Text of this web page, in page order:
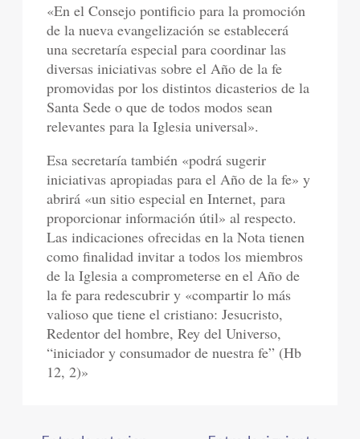
«En el Consejo pontificio para la promoción
de la nueva evangelización se establecerá
una secretaría especial para coordinar las
diversas iniciativas sobre el Año de la fe
promovidas por los distintos dicasterios de la
Santa Sede o que de todos modos sean
relevantes para la Iglesia universal».
Esa secretaría también «podrá sugerir
iniciativas apropiadas para el Año de la fe» y
abrirá «un sitio especial en Internet, para
proporcionar información útil» al respecto.
Las indicaciones ofrecidas en la Nota tienen
como finalidad invitar a todos los miembros
de la Iglesia a comprometerse en el Año de
la fe para redescubrir y «compartir lo más
valioso que tiene el cristiano: Jesucristo,
Redentor del hombre, Rey del Universo,
“iniciador y consumador de nuestra fe” (Hb
12, 2)»